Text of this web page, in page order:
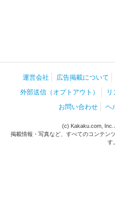
運営会社 広告掲載について
外部送信（オプトアウト）
お問い合わせ
ヘ
(c) Kakaku.com, Inc.
掲載情報・写真など、すべてのコンテン
す。